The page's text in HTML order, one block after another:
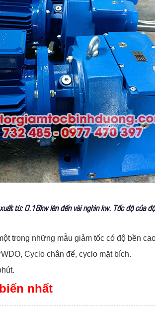
từ: 0.18kw lên đến vài nghìn kw. Tốc độ của
trong những mẫu giảm tốc có độ bền
Cyclo chân đế, cyclo mặt bích.
nhất